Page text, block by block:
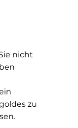
nicht
zu